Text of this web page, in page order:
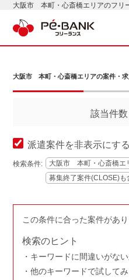
大阪市 本町・心斎橋エリアのフリ
大阪市 本町・心斎橋エリアの案件・求
該当件数
派遣案件を非表示にする
検索条件: 大阪市 本町・心斎橋エ
募集終了案件(CLOSE)も
この条件に合った案件があり
検索のヒント
キーワードに間違いがな
他のキーワードで試してみ